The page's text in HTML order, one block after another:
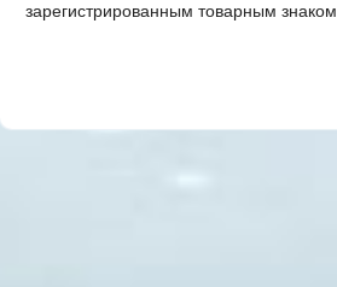
зарегистрированным товарным знаком.